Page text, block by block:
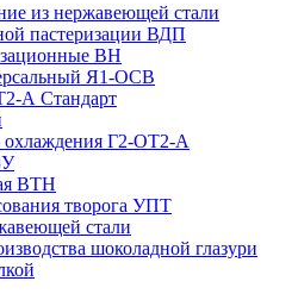
из нержавеющей стали
пастеризации ВДП
ВН
Я1-ОСВ
А Стандарт
охлаждения Г2-ОТ2-А
ВТН
творога УПТ
стали
шоколадной глазури